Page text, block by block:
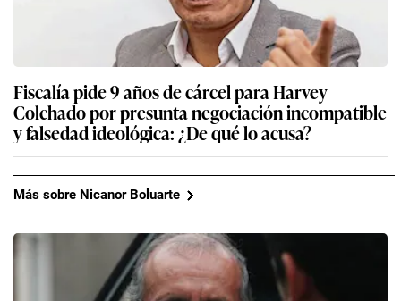
Fiscalía pide 9 años de cárcel para Harvey
Colchado por presunta negociación incompatible
y falsedad ideológica: ¿De qué lo acusa?
Más sobre Nicanor Boluarte